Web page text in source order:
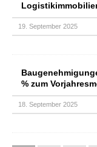
19. September 2025
% zum
18. September 2025